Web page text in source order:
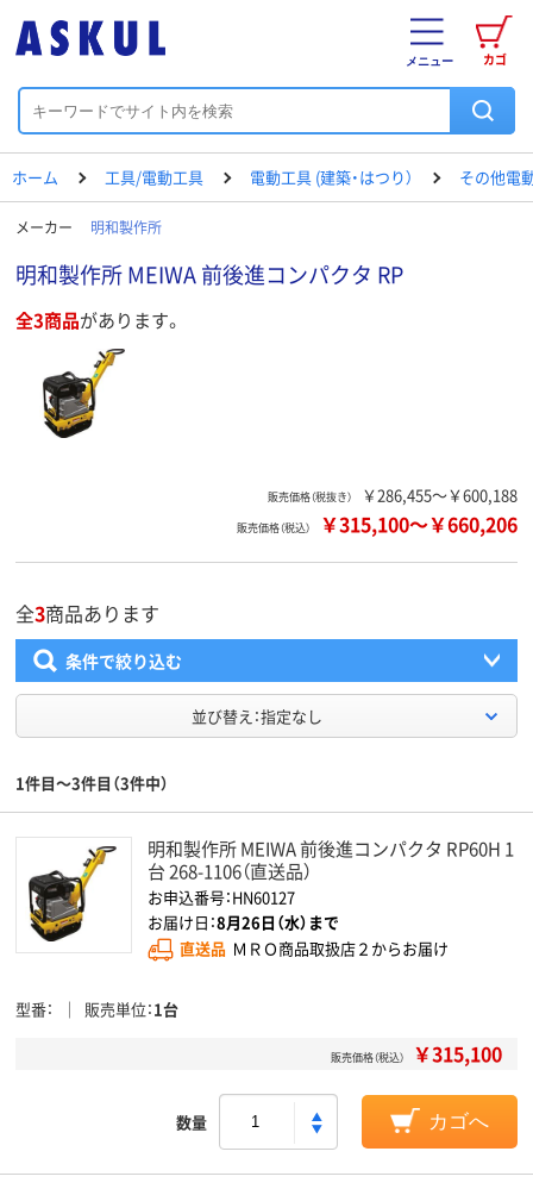
カゴ
メニュー
ホーム 工具/電動工具 電動工具 (建築・はつり） その他電
メーカー 明和製作所
明和製作所 MEIWA 前後進コンパクタ RP
全3商品があります。
販売価格（税抜き） ￥286,455～￥600,188
販売価格（税込） ￥315,100～￥660,206
全3商品あります
条件で絞り込む
並び替え：指定なし
1件目～3件目（3件中）
明和製作所 MEIWA 前後進コンパクタ RP60H 1
台 268-1106（直送品）
お申込番号：HN60127
お届け日：8月26日（水）まで
直送品 ＭＲＯ商品取扱店２からお届け
型番 販売単位 1台
販売価格（税込） ￥315,100
数量 カゴへ